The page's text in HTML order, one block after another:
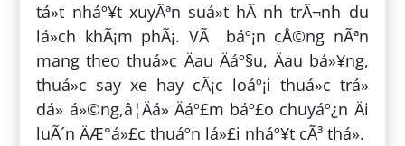
tá»t nháº¥t xuyÃªn suá»t hÃ nh trÃ¬nh du
lá»ch khÃ¡m phÃ¡. VÃ báº¡n cÅ©ng nÃªn
mang theo thuá»c Äau Äáº§u, Äau bá»¥ng,
thuá»c say xe hay cÃ¡c loáº¡i thuá»c trá»
dá» á»©ng,â¦Äá» Äáº£m báº£o chuyáº¿n Äi
luÃ´n ÄÆ°á»£c thuáº­n lá»£i nháº¥t cÃ³ thá».